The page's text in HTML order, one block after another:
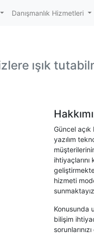
Danışmanlık Hizmetleri
ışık
Güncel
yazılım
ihtiyaçlarını
hizmeti
Konusunda
bilişim